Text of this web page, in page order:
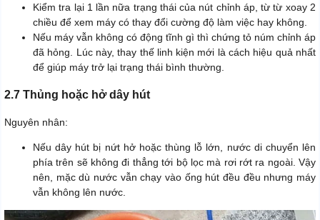
Kiểm tra lại 1 lần nữa trạng thái của nút chỉnh áp, từ từ xoay 2
chiều để xem máy có thay đổi cường độ làm việc hay không.
Nếu máy vẫn không có động tĩnh gì thì chứng tỏ núm chỉnh áp
đã hỏng. Lúc này, thay thế linh kiện mới là cách hiệu quả nhất
để giúp máy trở lại trạng thái bình thường.
2.7 Thủng hoặc hở dây hút
Nguyên nhân:
Nếu dây hút bị nứt hở hoặc thùng lỗ lớn, nước di chuyển lên
phía trên sẽ không đi thẳng tới bộ lọc mà rơi rớt ra ngoài. Vậy
nên, mặc dù nước vẫn chạy vào ống hút đều đều nhưng máy
vẫn không lên nước.